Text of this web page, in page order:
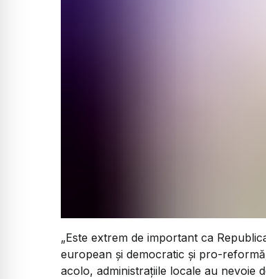
„Este extrem de important ca
european şi democratic şi pro-
acolo, administraţiile locale au nevoie